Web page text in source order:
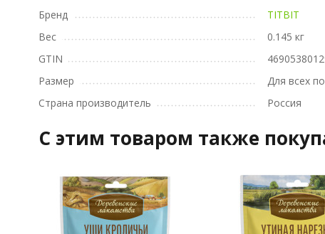
Бренд
TITBIT
Вес
0.145 кг
GTIN
Размер
Для всех
Страна производитель
Россия
C этим товаром также